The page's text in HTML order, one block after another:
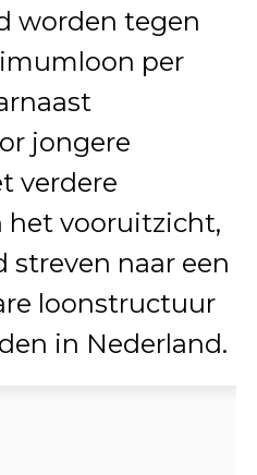
worden tegen
per
jongere
verdere
het vooruitzicht,
naar een
loonstructuur
in Nederland.